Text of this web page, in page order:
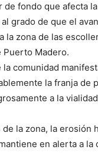
de fondo que afecta
grado de que el
la zona de las
Puerto Madero.
comunidad
la franja de
a la
la zona, la erosión
en alerta a